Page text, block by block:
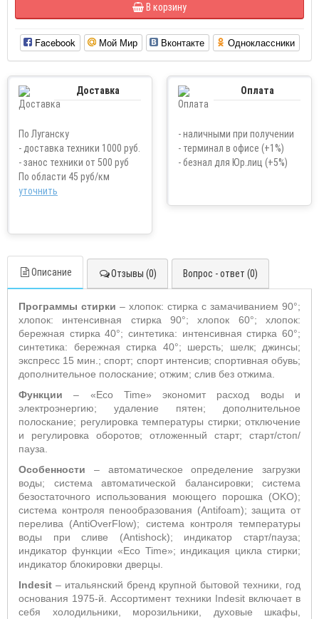
В корзину
Facebook Мой Мир Вконтакте Одноклассники
Доставка
По Луганску
- доставка техники 1000 руб.
- занос техники от 500 руб
По области 45 руб/км
уточнить
Оплата
- наличными при получении
- терминал в офисе (+1%)
- безнал для Юр.лиц (+5%)
Описание Отзывы (0) Вопрос - ответ (0)
Программы стирки – хлопок: стирка с замачиванием 90°;
хлопок: интенсивная стирка 90°; хлопок 60°; хлопок:
бережная стирка 40°; синтетика: интенсивная стирка 60°;
синтетика: бережная стирка 40°; шерсть; шелк; джинсы;
экспресс 15 мин.; спорт; спорт интенсив; спортивная обувь;
дополнительное полоскание; отжим; слив без отжима.
Функции– «Eco Time» экономит расход воды и
электроэнергию; удаление пятен; дополнительное
полоскание; регулировка температуры стирки; отключение
и регулировка оборотов; отложенный старт; старт/стоп/
пауза.
Особенности – автоматическое определение загрузки
воды; система автоматической балансировки; система
безостаточного использования моющего порошка (OKO);
система контроля пенообразования (Antifoam); защита от
перелива (AntiOverFlow); система контроля температуры
воды при сливе (Antishock); индикатор старт/пауза;
индикатор функции «Eco Time»; индикация цикла стирки;
индикатор блокировки дверцы.
Indesit – итальянский бренд крупной бытовой техники, год
основания 1975-й. Ассортимент техники Indesit включает в
себя холодильники, морозильники, духовые шкафы,